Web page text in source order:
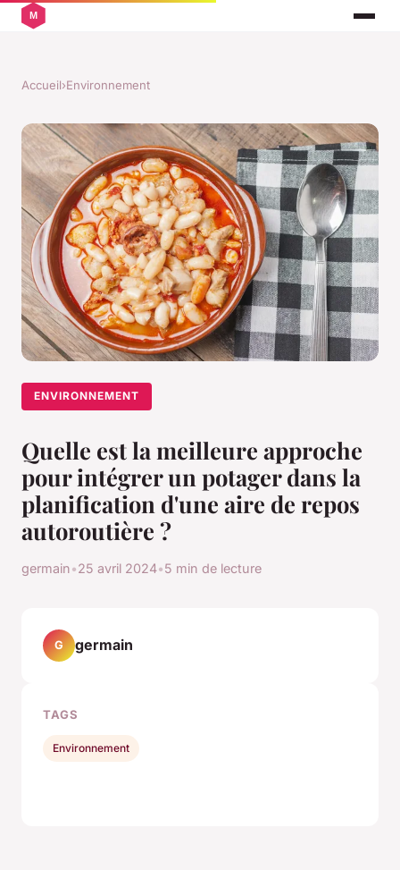
Accueil›Environnement
ENVIRONNEMENT
Quelle est la meilleure approche
pour intégrer un potager dans la
planification d'une aire de repos
autoroutière ?
germain•25 avril 2024•5 min de lecture
G germain
TAGS
Environnement